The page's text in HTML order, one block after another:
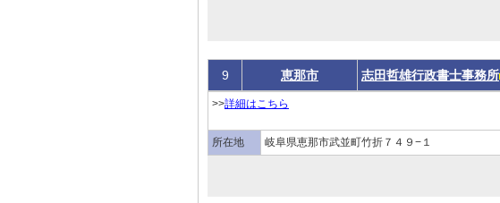
9 恵那市 志田哲雄行政書士事務所
>>詳細はこちら
所在地 岐阜県恵那市武並町竹折７４９−１